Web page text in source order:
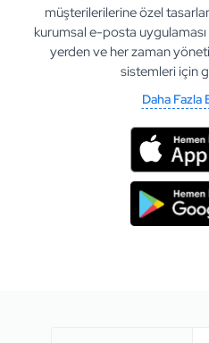
müşterilerilerine özel
kurumsal e-posta
yerden ve her zaman
sistemleri için
Daha Fazla